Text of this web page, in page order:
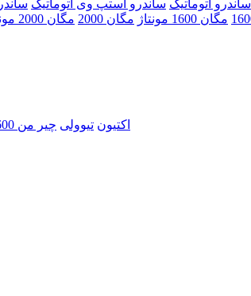
ساندرو اتوماتیک ساندرو استپ وی اتوماتیک
مگان 1600 مونتاژ مگان 2000 مگان 2000 مونتاژ
اکتیون تیوولی چیر من 600